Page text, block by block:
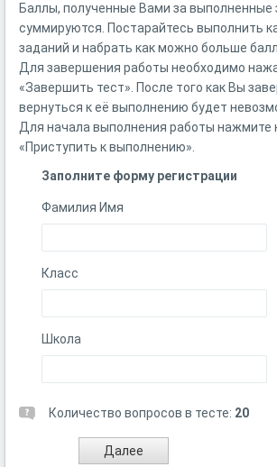
Баллы, полученные Вами за выполненные
суммируются. Постарайтесь выполнить
заданий и набрать как можно больше
Для завершения работы необходимо
«Завершить тест». После того как Вы
вернуться к её выполнению будет
Для начала выполнения работы нажмите
«Приступить к выполнению».
Заполните форму регистрации
Фамилия Имя
Класс
Школа
Количество вопросов в тесте: 20